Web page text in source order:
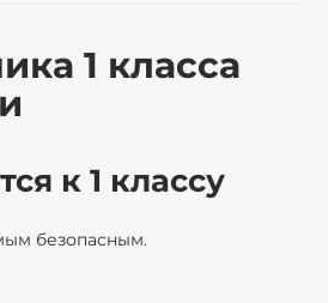
1 класса
к 1 классу
безопасным.